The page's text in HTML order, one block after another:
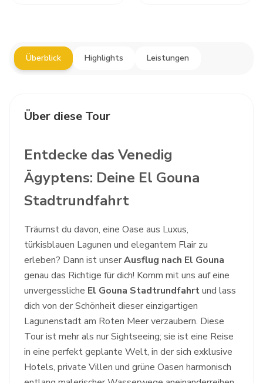
Überblick Highlights Leistungen
Über diese Tour
Entdecke das Venedig
Ägyptens: Deine El Gouna
Stadtrundfahrt
Träumst du davon, eine Oase aus Luxus,
türkisblauen Lagunen und elegantem Flair zu
erleben? Dann ist unserAusflug nach El Gouna
genau das Richtige für dich! Komm mit uns auf eine
unvergessliche El Gouna Stadtrundfahrtund lass
dich von der Schönheit dieser einzigartigen
Lagunenstadt am Roten Meer verzaubern. Diese
Tour ist mehr als nur Sightseeing; sie ist eine Reise
in eine perfekt geplante Welt, in der sich exklusive
Hotels, private Villen und grüne Oasen harmonisch